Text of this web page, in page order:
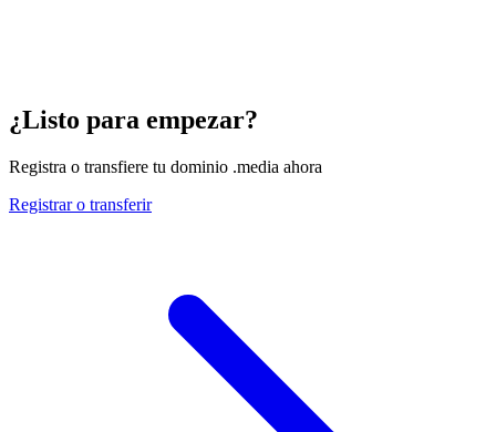
¿Listo para empezar?
Registra o transfiere tu dominio .media ahora
Registrar o transferir